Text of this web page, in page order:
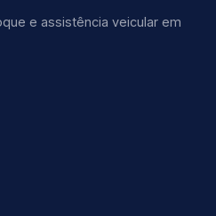
e assistência veicular em